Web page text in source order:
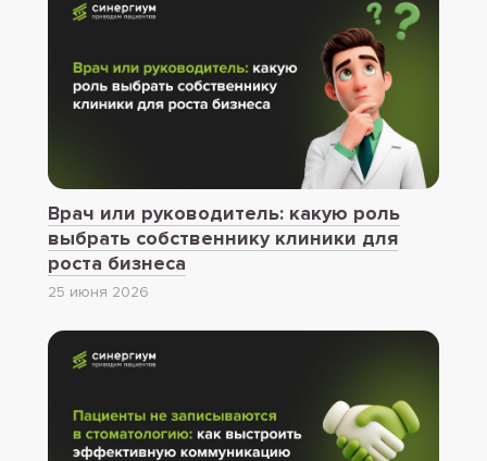
Врач или руководитель: какую роль
выбрать собственнику клиники для
роста бизнеса
25 июня 2026